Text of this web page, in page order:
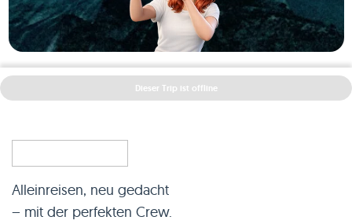
Dieser Trip ist offline
Alleinreisen, neu gedacht
– mit der perfekten Crew.